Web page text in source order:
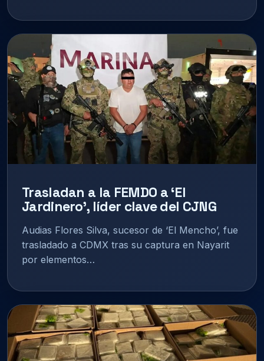
Trasladan a la FEMDO a ‘El
Jardinero’, líder clave del CJNG
Audias Flores Silva, sucesor de ‘El Mencho’, fue
trasladado a CDMX tras su captura en Nayarit
por elementos…